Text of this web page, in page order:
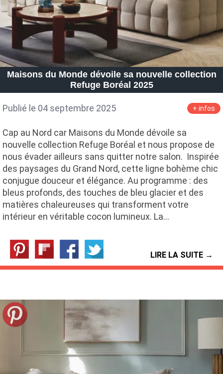
Maisons du Monde dévoile sa nouvelle collection
Refuge Boréal 2025
Publié le 04 septembre 2025 + infos
Cap au Nord car Maisons du Monde dévoile sa
nouvelle collection Refuge Boréal et nous propose de
nous évader ailleurs sans quitter notre salon. Inspirée
des paysages du Grand Nord, cette ligne bohème chic
conjugue douceur et élégance. Au programme : des
bleus profonds, des touches de bleu glacier et des
matières chaleureuses qui transforment votre
intérieur en véritable cocon lumineux. La…
LIRE LA SUITE →